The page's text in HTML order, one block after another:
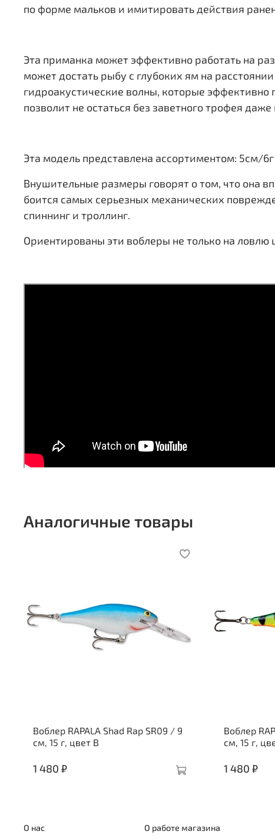
по форме мальков и имитировать действия
Эта приманка может эффективно работать на
может достать рыбу с глубоких ям на
гидроакустические волны, которые
позволит не остаться без заветного трофея
Эта модель представлена ассортиментом: 5см/
Внушительные размеры говорят о том, что она
боится самых серьезных механических
спиннинг и троллинг.
Ориентированы эти воблеры не только на ловлю
Аналогичные товары
Воблер RAPALA Shad Rap SR09 / 9
см, 15 г, цвет B
1 480 ₽
Воблер
см, 15 г,
1 480 ₽
О нас О работе магазина